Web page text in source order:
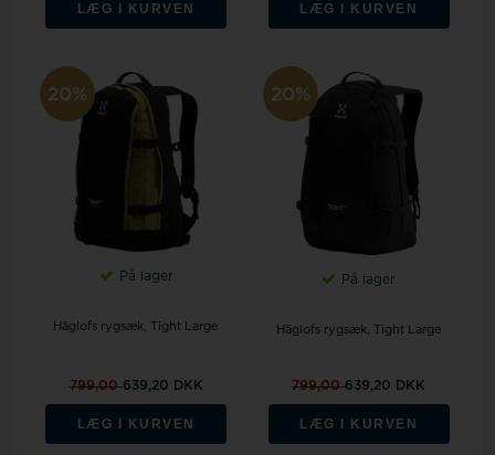
LÆG I KURVEN LÆG I KURVEN
20%
På lager
Häglofs rygsæk, Tight Large
799,00639,20 DKK
LÆG I KURVEN
20%
På lager
Häglofs rygsæk, Tight Large
799,00639,20 DKK
LÆG I KURVEN